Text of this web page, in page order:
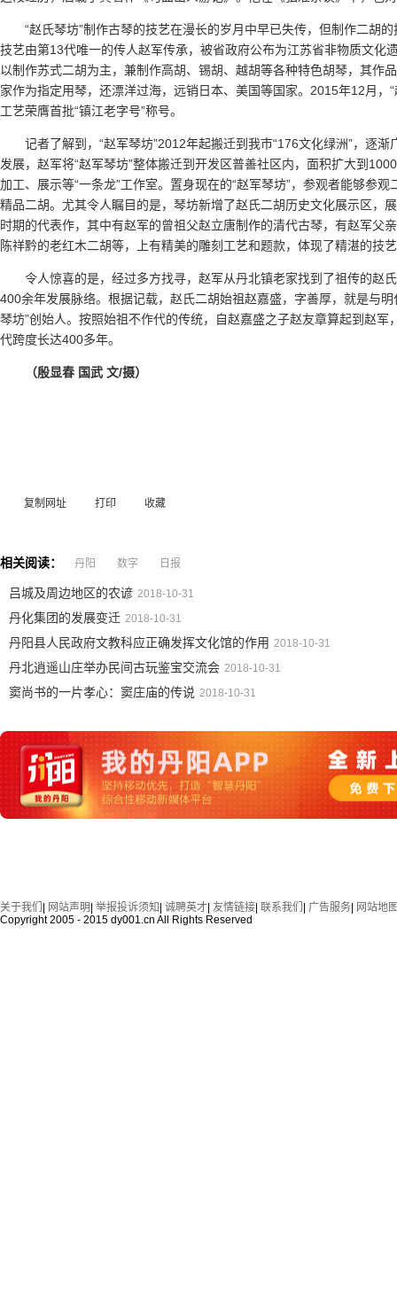
“赵氏琴坊”制作古琴的技艺在漫长的岁月中早已失传，但制作二胡
技艺由第13代唯一的传人赵军传承，被省政府公布为江苏省非物质文化
以制作苏式二胡为主，兼制作高胡、锡胡、越胡等各种特色胡琴，其作
家作为指定用琴，还漂洋过海，远销日本、美国等国家。2015年12月，
工艺荣膺首批“镇江老字号”称号。
记者了解到，“赵军琴坊”2012年起搬迁到我市“176文化绿洲”，逐
发展，赵军将“赵军琴坊”整体搬迁到开发区普善社区内，面积扩大到
加工、展示等“一条龙”工作室。置身现在的“赵军琴坊”，参观者能够参
精品二胡。尤其令人瞩目的是，琴坊新增了赵氏二胡历史文化展示区，
时期的代表作，其中有赵军的曾祖父赵立唐制作的清代古琴，有赵军父
陈祥黔的老红木二胡等，上有精美的雕刻工艺和题款，体现了精湛的技
令人惊喜的是，经过多方找寻，赵军从丹北镇老家找到了祖传的赵
400余年发展脉络。根据记载，赵氏二胡始祖赵嘉盛，字善厚，就是与明
琴坊”创始人。按照始祖不作代的传统，自赵嘉盛之子赵友章算起到赵军
代跨度长达400多年。
（殷显春 国武 文/摄）
复制网址 打印 收藏
相关阅读： 丹阳 数字 日报
吕城及周边地区的农谚 2018-10-31
丹化集团的发展变迁 2018-10-31
丹阳县人民政府文教科应正确发挥文化馆的作用 2018-10-31
丹北逍遥山庄举办民间古玩鉴宝交流会 2018-10-31
窦尚书的一片孝心：窦庄庙的传说 2018-10-31
关于我们 网站声明 举报投诉须知 诚聘英才 友情链接 联系我们 广告服务 网站地
Copyright 2005 - 2015 dy001.cn All Rights Reserved